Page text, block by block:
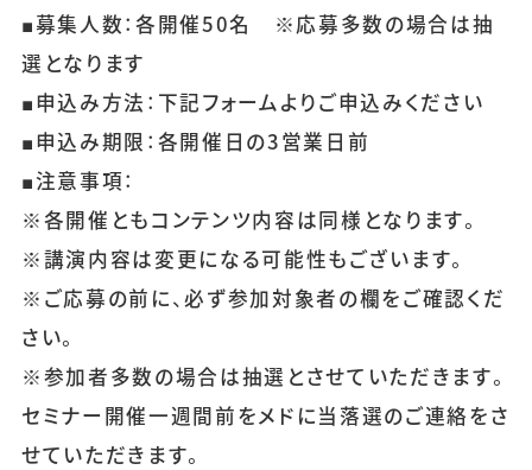
■募集人数：各開催50名 ※応募多数の場合は抽
選となります
■申込み方法：下記フォームよりご申込みください
■申込み期限：各開催日の3営業日前
■注意事項：
※各開催ともコンテンツ内容は同様となります。
※講演内容は変更になる可能性もございます。
※ご応募の前に、必ず参加対象者の欄をご確認くだ
さい。
※参加者多数の場合は抽選とさせていただきます。
セミナー開催一週間前をメドに当落選のご連絡をさ
せていただきます。